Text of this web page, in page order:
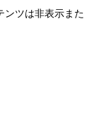
ンツは非表示また